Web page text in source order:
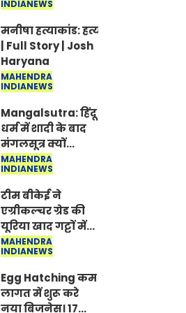
Jantar-Mantar |
CJP protest
INDIANEWS
मनीषा हत्याकांड: हत्या, आत्महत्या या
| Full Story | Josh
Haryana
MAHENDRA
INDIANEWS
Mangalsutra: हिंदू
धर्म में शादी के बाद
मंगलसूत्र क्यों
पहनती है महिलाएं,
किसने शुरु की ये
परंपरा
MAHENDRA
INDIANEWS
टीम बीकेई ने
एग्रीकल्चर ग्रेड की
यूरिया खाद गट्टों में
बदलकर टेक्निकल
ग्रेड में बेचने वालों पर
करवाई कार्रवाई:
लखविंदर सिंह
औलख
MAHENDRA
INDIANEWS
Egg Hatching कम
लागत में शुरू करे
नया बिजनेस। 17